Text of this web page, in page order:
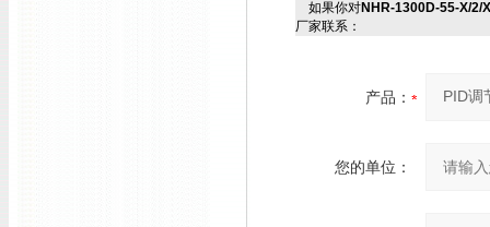
如果你对NHR-1300D-55-X/2/
厂家联系：
产品：
您的单位：